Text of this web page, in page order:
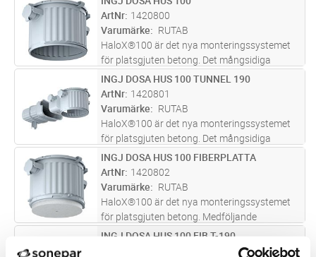
standard lamputtag för tak.Den gröna ringen
som medföljer dosan anvä
ST Lägg i kundvagn
ArtNr 1420800
Varumärke
RUTAB
HaloX®100 är det nya monteringssystemet
för platsgjuten betong. Det mångsidiga
systemet med en rad olika frontringar
möjliggör planering och användning av
praktiskt taget alla belysnings- och
högtala...läs mer
ST Lägg i kundvagn
INGJ DOSA HUS 100 TUNNEL 190
ArtNr 1420801
Varumärke
RUTAB
HaloX®100 är det nya monteringssystemet
för platsgjuten betong. Det mångsidiga
systemet med en rad olika frontringar
möjliggör planering och användning av
praktiskt taget alla belysnings- och
högtala...läs mer
ST Lägg i kundvagn
INGJ DOSA HUS 100 FIBERPLATTA
ArtNr 1420802
Varumärke
RUTAB
HaloX®100 är det nya monteringssystemet
för platsgjuten betong. Medföljande
universalplatta möjliggör valfri
monteringsöppning från 0-100mm diameter
ST Lägg i kundvagn
INGJ DOSA HUS 100 FIB T-190